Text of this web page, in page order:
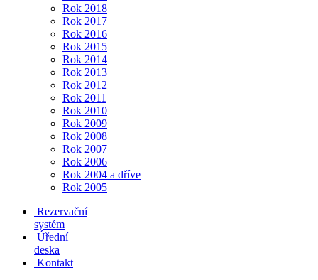
Rok 2018
Rok 2017
Rok 2016
Rok 2015
Rok 2014
Rok 2013
Rok 2012
Rok 2011
Rok 2010
Rok 2009
Rok 2008
Rok 2007
Rok 2006
Rok 2004 a dříve
Rok 2005
Rezervační
systém
Úřední
deska
Kontakt